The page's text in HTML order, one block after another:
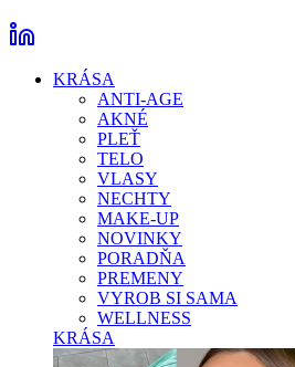
KRÁSA
ANTI-AGE
AKNÉ
PLEŤ
TELO
VLASY
NECHTY
MAKE-UP
NOVINKY
PORADŇA
PREMENY
VYROB SI SAMA
WELLNESS
KRÁSA